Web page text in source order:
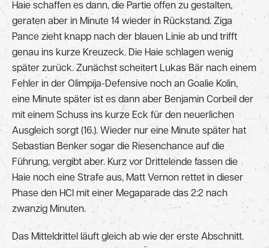
Haie schaffen es dann, die Partie offen zu gestalten,
geraten aber in Minute 14 wieder in Rückstand. Ziga
Pance zieht knapp nach der blauen Linie ab und trifft
genau ins kurze Kreuzeck. Die Haie schlagen wenig
später zurück. Zunächst scheitert Lukas Bär nach einem
Fehler in der Olimpija-Defensive noch an Goalie Kolin,
eine Minute später ist es dann aber Benjamin Corbeil der
mit einem Schuss ins kurze Eck für den neuerlichen
Ausgleich sorgt (16.). Wieder nur eine Minute später hat
Sebastian Benker sogar die Riesenchance auf die
Führung, vergibt aber. Kurz vor Drittelende fassen die
Haie noch eine Strafe aus, Matt Vernon rettet in dieser
Phase den HCI mit einer Megaparade das 2:2 nach
zwanzig Minuten.
Das Mitteldrittel läuft gleich ab wie der erste Abschnitt.